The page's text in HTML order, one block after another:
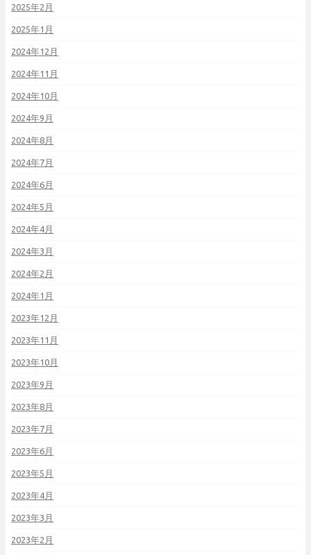
2025年2月
2025年1月
2024年12月
2024年11月
2024年10月
2024年9月
2024年8月
2024年7月
2024年6月
2024年5月
2024年4月
2024年3月
2024年2月
2024年1月
2023年12月
2023年11月
2023年10月
2023年9月
2023年8月
2023年7月
2023年6月
2023年5月
2023年4月
2023年3月
2023年2月